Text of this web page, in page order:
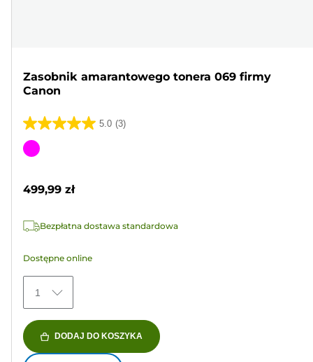
Zasobnik amarantowego tonera 069 firmy
Canon
5.0 (3)
5.0
na
Wkład
499,99 zł
Bezpłatna dostawa standardowa
Dostępne online
1
DODAJ DO KOSZYKA